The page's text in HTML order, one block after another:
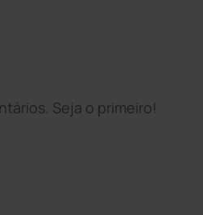
Seja o primeiro!